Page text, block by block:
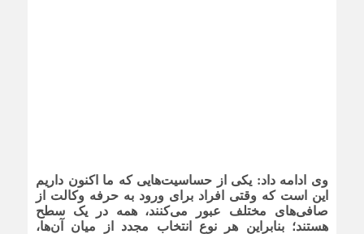
وی ادامه داد: یکی از حساسیت‌هایی که ما اکنون داریم
این است که وقتی افراد برای ورود به حرفه وکالت از
صافی‌های مختلف عبور می‌کنند، همه در یک سطح
هستند؛ بنابراین هر نوع انتخاب مجدد از میان آن‌ها،